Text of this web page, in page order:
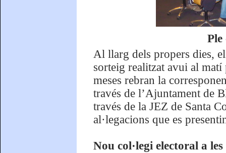
Al llarg dels propers dies,
sorteig realitzat avui al matí
meses rebran la
través de l’Ajuntament de
través de la JEZ de Santa
al·legacions que es
Nou col·legi electoral a